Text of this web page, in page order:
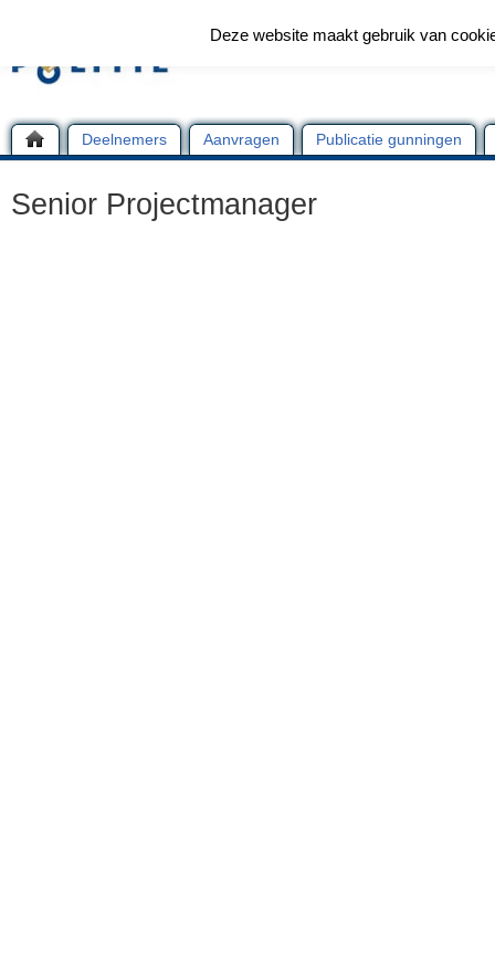
Deelnemers Aanvragen Publicatie gunningen
Senior Projectmanager
Deze website maakt gebruik van